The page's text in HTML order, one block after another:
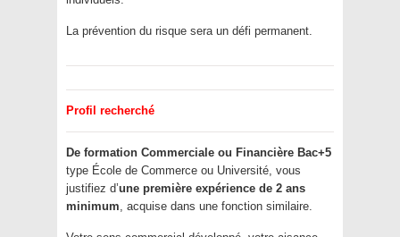
La prévention du risque sera un défi permanent.
Profil recherché
De formation Commerciale ou Financière Bac+5
type École de Commerce ou Université, vous
justifiez d’une première expérience de 2 ans
minimum, acquise dans une fonction similaire.